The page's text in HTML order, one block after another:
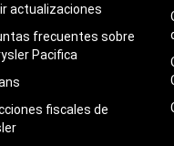
actualizaciones
frecuentes sobre
Pacifica
fiscales de